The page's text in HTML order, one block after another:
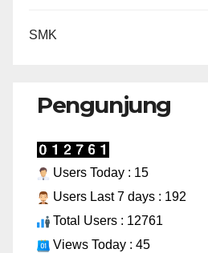
SMK
Pengunjung
Users Today : 15
Users Last 7 days : 192
Total Users : 12761
Views Today : 45